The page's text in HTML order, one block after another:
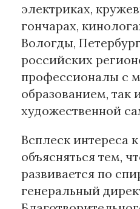
электриках,
гончарах,
Вологды,
российских
профессионалы с
образованием, так
художественной
Всплеск интереса
объясняться тем,
развивается по
генеральный